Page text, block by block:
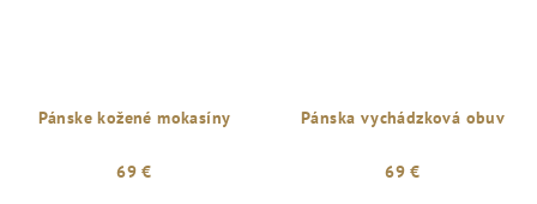
Pánske kožené mokasíny
69 €
Pánska vychádzková obuv
69 €